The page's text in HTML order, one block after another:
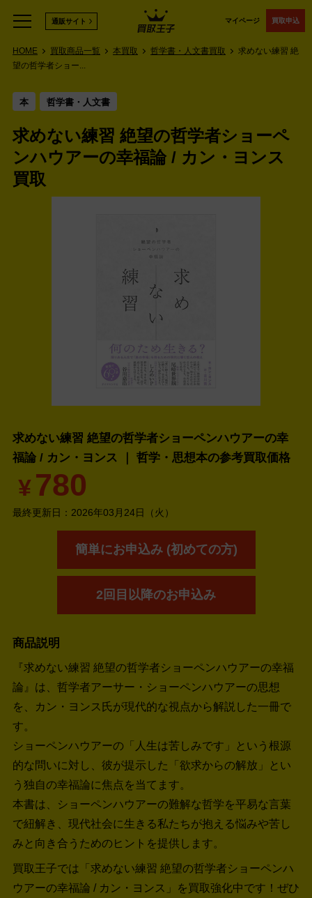
マイページ 買取申込
通販サイト
HOME 買取商品一覧 本買取 哲学書・人文書買取
求めない練習 絶
望の哲学者ショー...
本 哲学書・人文書
求めない練習 絶望の哲学者ショーペ
ンハウアーの幸福論 / カン・ヨンス
買取
求めない練習 絶望の哲学者ショーペンハウアーの幸
福論 / カン・ヨンス ｜ 哲学・思想本の参考買取価格
¥780
最終更新日： 2026年03月24日（火）
簡単にお申込み (初めての方)
2回目以降のお申込み
商品説明
『求めない練習 絶望の哲学者ショーペンハウアーの幸福
論』は、哲学者アーサー・ショーペンハウアーの思想
を、カン・ヨンス氏が現代的な視点から解説した一冊で
す。
ショーペンハウアーの「人生は苦しみです」という根源
的な問いに対し、彼が提示した「欲求からの解放」とい
う独自の幸福論に焦点を当てます。
本書は、ショーペンハウアーの難解な哲学を平易な言葉
で紐解き、現代社会に生きる私たちが抱える悩みや苦し
みと向き合うためのヒントを提供します。
買取王子では「求めない練習 絶望の哲学者ショーペンハ
ウアーの幸福論 / カン・ヨンス」を買取強化中です！ ぜひ